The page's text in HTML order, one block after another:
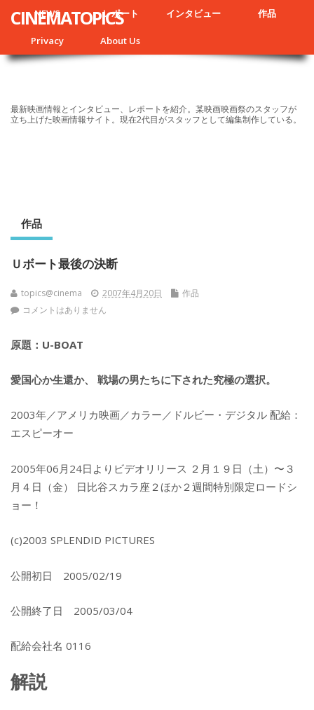
NEWS レポート インタビュー 作品
Privacy About Us
CINEMATOPICS
最新映画情報とインタビュー、レポートを紹介。某映画映画祭のスタッフが
立ち上げた映画情報サイト。現在2代目がスタッフとして編集制作している。
作品
Ｕボート最後の決断
topics@cinema 2007年4月20日
作品
コメントはありません
原題：U-BOAT
愛国心か生還か、 戦場の男たちに下された究極の選択。
2003年／アメリカ映画／カラー／ドルビー・デジタル 配給：
エスピーオー
2005年06月24日よりビデオリリース ２月１９日（土）〜３
月４日（金） 日比谷スカラ座２ほか２週間特別限定ロードシ
ョー！
(c)2003 SPLENDID PICTURES
公開初日 2005/02/19
公開終了日 2005/03/04
配給会社名 0116
解説